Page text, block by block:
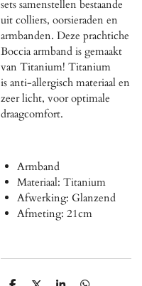
sets samenstellen bestaande
uit colliers, oorsieraden en
armbanden. Deze prachtiche
Boccia armband is gemaakt
van Titanium! Titanium
is anti-allergisch materiaal en
zeer licht, voor optimale
draagcomfort.
Armband
Materiaal: Titanium
Afwerking: Glanzend
Afmeting: 21cm